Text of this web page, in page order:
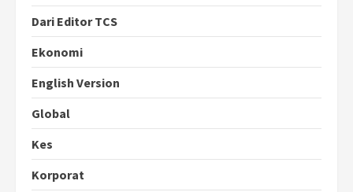
Dari Editor TCS
Ekonomi
English Version
Global
Kes
Korporat